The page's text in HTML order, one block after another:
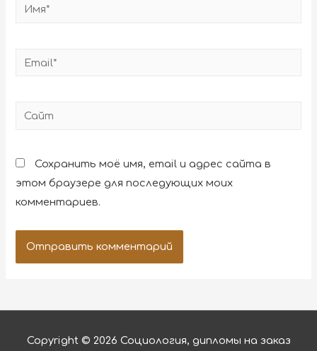
Сохранить моё имя, email и адрес сайта в
этом браузере для последующих моих
комментариев.
Copyright © 2026 Социология, дипломы на заказ